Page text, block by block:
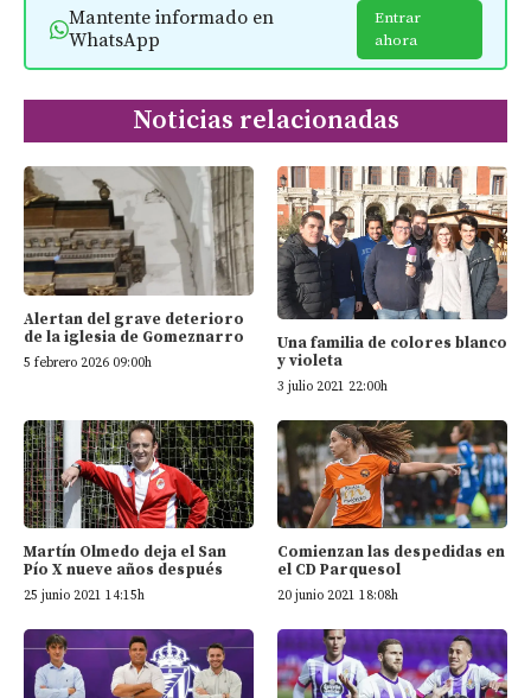
Mantente informado en
WhatsApp
Entrar
ahora
Noticias relacionadas
Alertan del grave deterioro
de la iglesia de Gomeznarro
5 febrero 2026 09:00h
Una familia de colores blanco
y violeta
3 julio 2021 22:00h
Martín Olmedo deja el San
Pío X nueve años después
25 junio 2021 14:15h
Comienzan las despedidas en
el CD Parquesol
20 junio 2021 18:08h